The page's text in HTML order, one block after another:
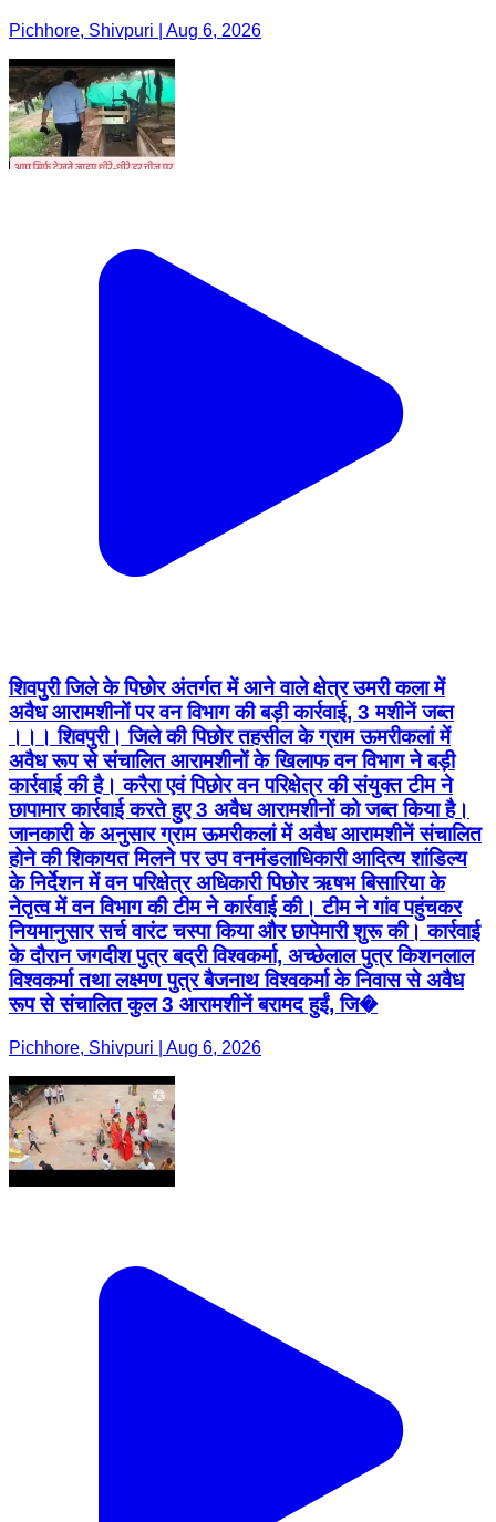
Pichhore, Shivpuri | Aug 6, 2026
शिवपुरी जिले के पिछोर अंतर्गत में आने वाले क्षेत्र उमरी कला में
अवैध आरामशीनों पर वन विभाग की बड़ी कार्रवाई, 3 मशीनें जब्त
।।। शिवपुरी। जिले की पिछोर तहसील के ग्राम ऊमरीकलां में
अवैध रूप से संचालित आरामशीनों के खिलाफ वन विभाग ने बड़ी
कार्रवाई की है। करैरा एवं पिछोर वन परिक्षेत्र की संयुक्त टीम ने
छापामार कार्रवाई करते हुए 3 अवैध आरामशीनों को जब्त किया है।
जानकारी के अनुसार ग्राम ऊमरीकलां में अवैध आरामशीनें संचालित
होने की शिकायत मिलने पर उप वनमंडलाधिकारी आदित्य शांडिल्य
के निर्देशन में वन परिक्षेत्र अधिकारी पिछोर ऋषभ बिसारिया के
नेतृत्व में वन विभाग की टीम ने कार्रवाई की। टीम ने गांव पहुंचकर
नियमानुसार सर्च वारंट चस्पा किया और छापेमारी शुरू की। कार्रवाई
के दौरान जगदीश पुत्र बद्री विश्वकर्मा, अच्छेलाल पुत्र किशनलाल
विश्वकर्मा तथा लक्ष्मण पुत्र बैजनाथ विश्वकर्मा के निवास से अवैध
रूप से संचालित कुल 3 आरामशीनें बरामद हुईं, जि�
Pichhore, Shivpuri | Aug 6, 2026